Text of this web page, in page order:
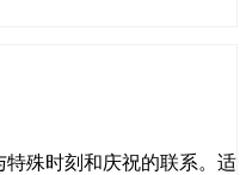
殊时刻和庆祝的联系。适